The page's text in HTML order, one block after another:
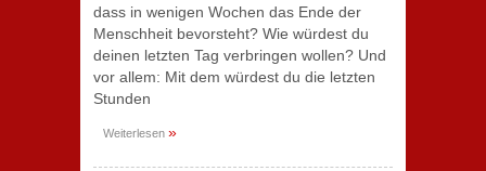
dass in wenigen Wochen das Ende der
Menschheit bevorsteht? Wie würdest du
deinen letzten Tag verbringen wollen? Und
vor allem: Mit dem würdest du die letzten
Stunden
Weiterlesen »